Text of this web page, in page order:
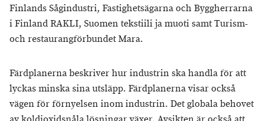
Finlands Sågindustri, Fastighetsägarna och Byggherrarna
i Finland RAKLI, Suomen tekstiili ja muoti samt Turism-
och restaurangförbundet Mara.
Färdplanerna beskriver hur industrin ska handla för att
lyckas minska sina utsläpp. Färdplanerna visar också
vägen för förnyelsen inom industrin. Det globala behovet